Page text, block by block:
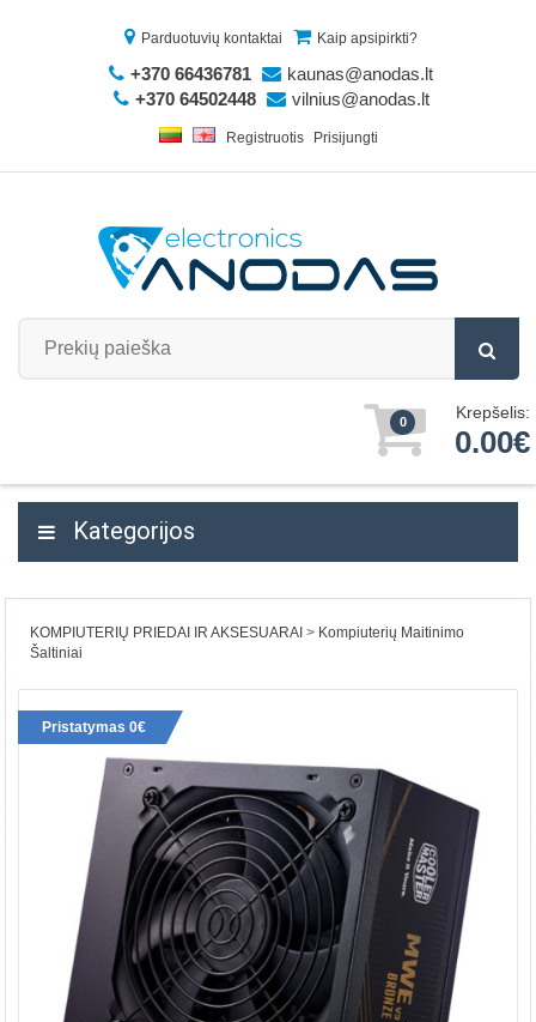
Parduotuvių kontaktai Kaip apsipirkti?
+370 66436781
kaunas@anodas.lt
+370 64502448
vilnius@anodas.lt
Registruotis Prisijungti
0 Krepšelis:
0.00€
Kategorijos
KOMPIUTERIŲ PRIEDAI IR AKSESUARAI
Kompiuterių Maitinimo
Šaltiniai
Pristatymas 0€